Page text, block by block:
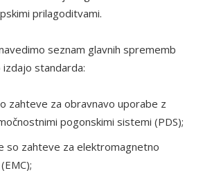
prilagoditvami.
seznam glavnih sprememb
standarda:
zahteve za obravnavo uporabe z
pogonskimi sistemi (PDS);
so zahteve za elektromagnetno